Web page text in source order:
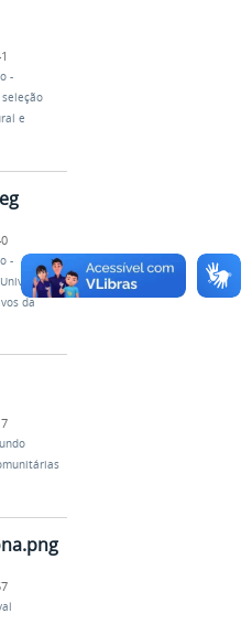
-
e
-
Univasf abre
da